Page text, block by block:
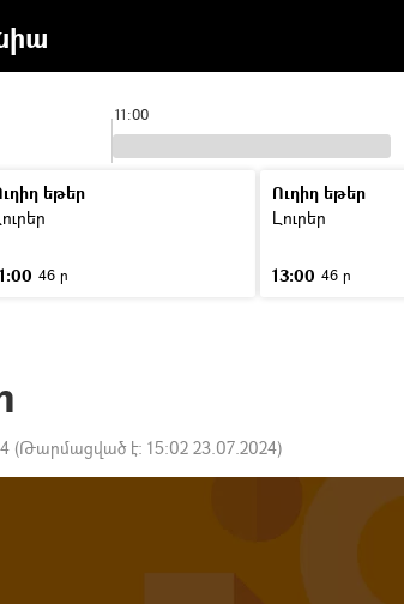
11:00
եթեր
46 ր
Ուղիղ եթեր
Լուրեր
13:00 46 ր
(Թարմացված է: 15:02 23.07.2024)